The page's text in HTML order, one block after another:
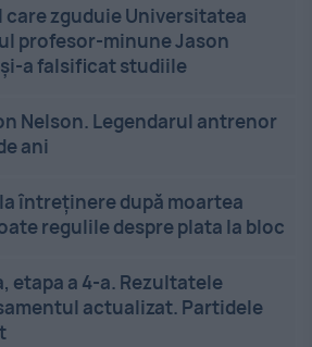
care zguduie Universitatea
profesor-minune Jason
și-a falsificat studiile
Nelson. Legendarul antrenor
ani
întreținere după moartea
regulile despre plata la bloc
etapa a 4-a. Rezultatele
actualizat. Partidele